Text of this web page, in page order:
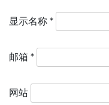
显示名称 *
邮箱 *
网站